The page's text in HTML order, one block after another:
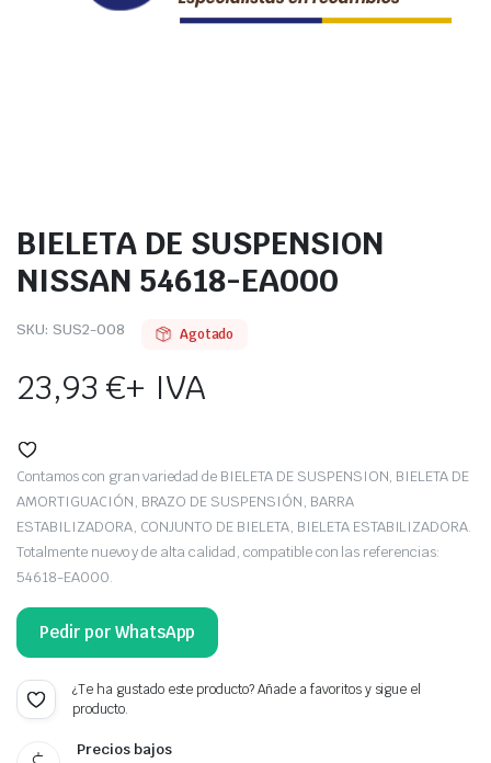
BIELETA DE SUSPENSION
NISSAN 54618-EA000
SKU: SUS2-008 Agotado
23,93€+ IVA
Contamos con gran variedad de BIELETA DE SUSPENSION, BIELETA DE
AMORTIGUACIÓN, BRAZO DE SUSPENSIÓN, BARRA
ESTABILIZADORA, CONJUNTO DE BIELETA, BIELETA ESTABILIZADORA.
Totalmente nuevo y de alta calidad, compatible con las referencias:
54618-EA000.
Pedir por WhatsApp
¿Te ha gustado este producto? Añade a favoritos y sigue el
producto.
Precios bajos